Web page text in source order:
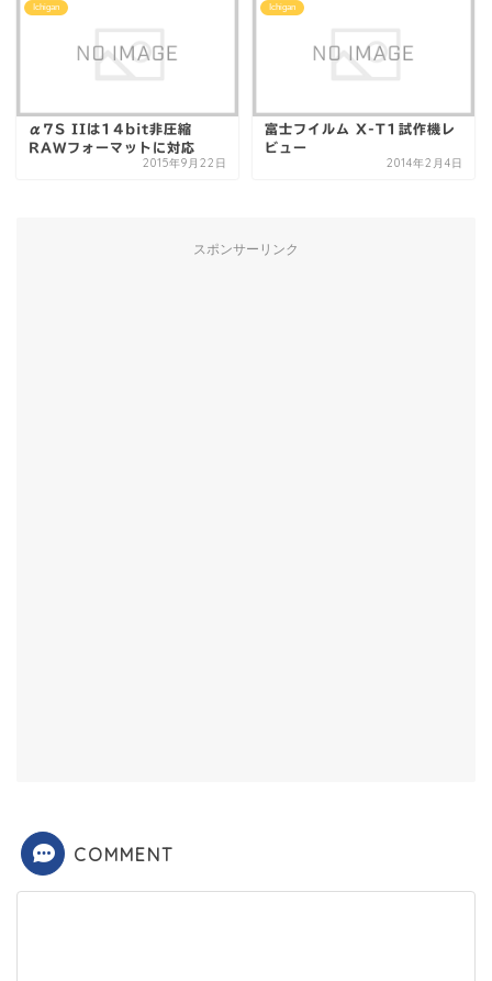
Ichigan
α7S IIは14bit非圧縮
RAWフォーマットに対応
2015年9月22日
Ichigan
富士フイルム X-T1試作機レ
ビュー
2014年2月4日
スポンサーリンク
COMMENT